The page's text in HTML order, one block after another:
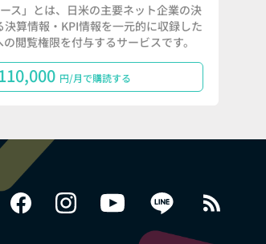
ース」とは、日米の主要ネット企業の決
決算情報・KPI情報を一元的に収録した
閲覧権限を付与するサービスです。
円/月で購読する